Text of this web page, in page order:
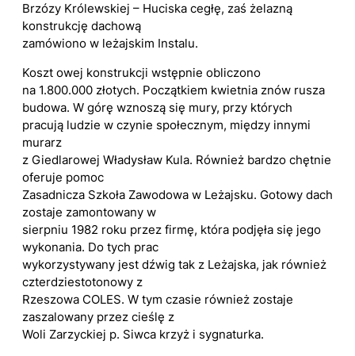
Brzózy Królewskiej – Huciska cegłę, zaś żelazną
konstrukcję dachową
zamówiono w leżajskim Instalu.
Koszt owej konstrukcji wstępnie obliczono
na 1.800.000 złotych. Początkiem kwietnia znów rusza
budowa. W górę wznoszą się mury, przy których
pracują ludzie w czynie społecznym, między innymi
murarz
z Giedlarowej Władysław Kula. Również bardzo chętnie
oferuje pomoc
Zasadnicza Szkoła Zawodowa w Leżajsku. Gotowy dach
zostaje zamontowany w
sierpniu 1982 roku przez firmę, która podjęła się jego
wykonania. Do tych prac
wykorzystywany jest dźwig tak z Leżajska, jak również
czterdziestotonowy z
Rzeszowa COLES. W tym czasie również zostaje
zaszalowany przez cieślę z
Woli Zarzyckiej p. Siwca krzyż i sygnaturka.